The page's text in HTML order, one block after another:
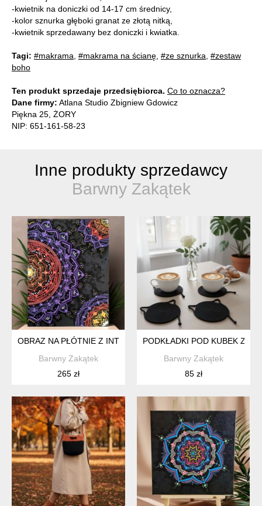
-kwietnik na doniczki od 14-17 cm średnicy,
-kolor sznurka głęboki granat ze złotą nitką,
-kwietnik sprzedawany bez doniczki i kwiatka.
Tagi: #makrama #makrama na ścianę #ze sznurka #zestaw
boho
Ten produkt sprzedaje przedsiębiorca. Co to oznacza?
Dane firmy: Atlana Studio Zbigniew Gdowicz
Piękna 25, ŻORY
NIP: 651-161-58-23
Inne produkty sprzedawcy
Barwny Zakątek
OBRAZ NA PŁÓTNIE Z INTENCJĄ MANDALA ODKRYWANIE
Barwny Zakątek
265 zł
PODKŁADKI POD KUBEK ZE
Barwny Zakątek
85 zł